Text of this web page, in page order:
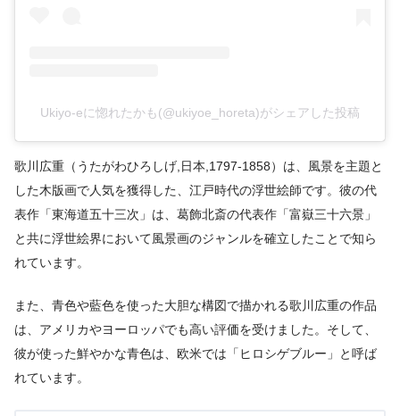
Ukiyo-eに惚れたかも(@ukiyoe_horeta)がシェアした投稿
歌川広重（うたがわひろしげ,日本,1797-1858）は、風景を主題と
した木版画で人気を獲得した、江戸時代の浮世絵師です。彼の代
表作「東海道五十三次」は、葛飾北斎の代表作「富嶽三十六景」
と共に浮世絵界において風景画のジャンルを確立したことで知ら
れています。
また、青色や藍色を使った大胆な構図で描かれる歌川広重の作品
は、アメリカやヨーロッパでも高い評価を受けました。そして、
彼が使った鮮やかな青色は、欧米では「ヒロシゲブルー」と呼ば
れています。